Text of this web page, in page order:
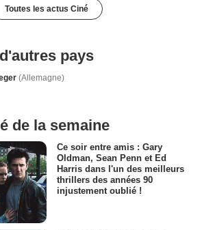
Toutes les actus Ciné
pays
(Allemagne)
de la semaine
Ce soir entre amis : Gary
Oldman, Sean Penn et Ed
Harris dans l'un des meilleurs
thrillers des années 90
injustement oublié !